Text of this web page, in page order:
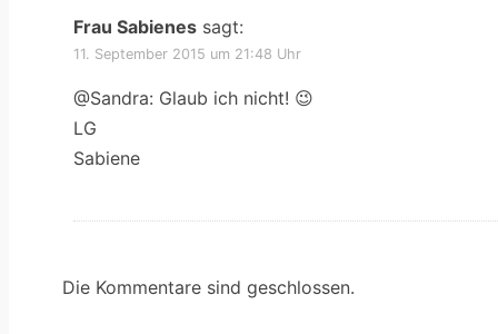
Frau Sabienes sagt:
11. September 2015 um 21:48 Uhr
@Sandra: Glaub ich nicht! 😉
LG
Sabiene
Die Kommentare sind geschlossen.